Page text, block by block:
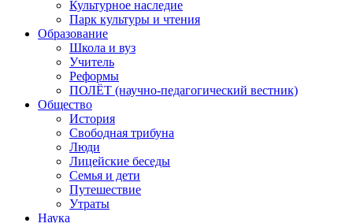
Культурное наследие
Парк культуры и чтения
Образование
Школа и вуз
Учитель
Реформы
ПОЛЁТ (научно-педагогический вестник)
Общество
История
Свободная трибуна
Люди
Лицейские беседы
Семья и дети
Путешествие
Утраты
Наука